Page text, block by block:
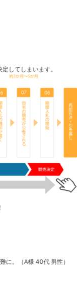
してしまいます。
に。 （A様 40代 男性）